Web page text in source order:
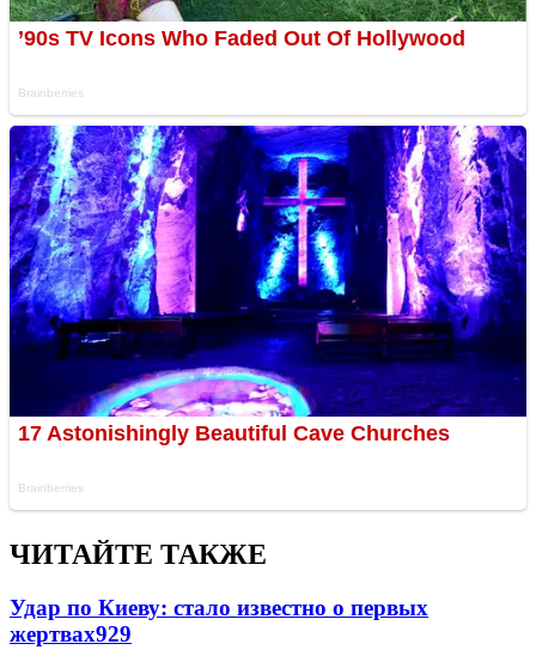
ЧИТАЙТЕ ТАКЖЕ
Удар по Киеву: стало известно о первых
жертвах929